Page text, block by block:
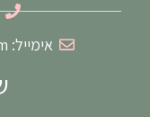
אימייל: fiona.flowers55@gmail.com